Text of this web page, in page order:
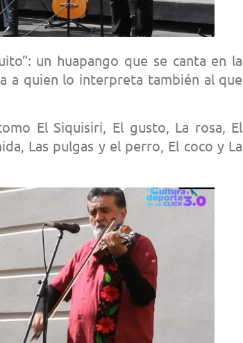
un huapango que se canta en la
a quien lo interpreta también al que
El Siquisiri, El gusto, La rosa, El
Las pulgas y el perro, El coco y La